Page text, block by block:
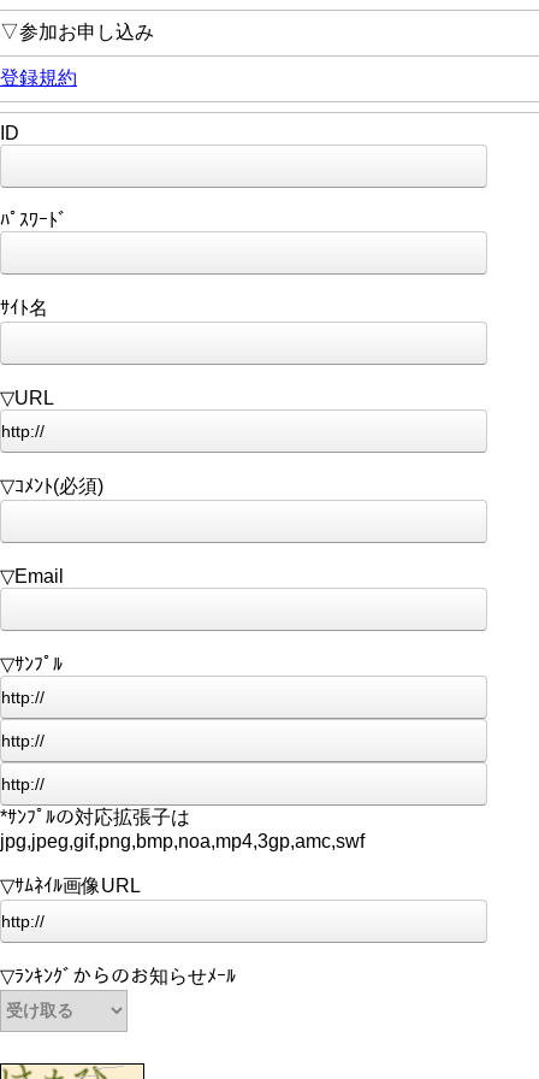
▽参加お申し込み
登録規約
ID
ﾊﾟｽﾜｰﾄﾞ
ｻｲﾄ名
▽URL
▽ｺﾒﾝﾄ(必須)
▽Email
▽ｻﾝﾌﾟﾙ
*ｻﾝﾌﾟﾙの対応拡張子は
jpg,jpeg,gif,png,bmp,noa,mp4,3gp,amc,swf
▽ｻﾑﾈｲﾙ画像URL
▽ﾗﾝｷﾝｸﾞからのお知らせﾒｰﾙ